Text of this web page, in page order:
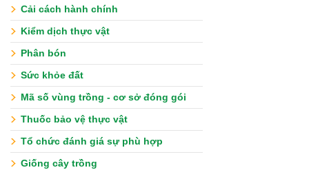
Cải cách hành chính
Kiểm dịch thực vật
Phân bón
Sức khỏe đất
Mã số vùng trồng - cơ sở đóng gói
Thuốc bảo vệ thực vật
Tổ chức đánh giá sự phù hợp
Giống cây trồng